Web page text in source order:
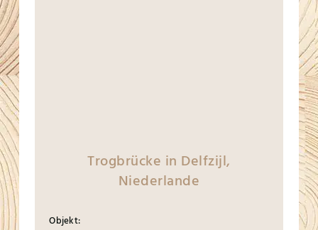
Trogbrücke in Delfzijl,
Niederlande
Objekt: